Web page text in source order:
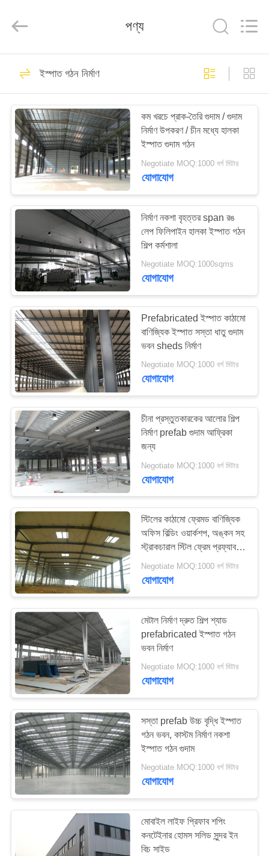
পণ্য
ভিডিও
ভিআর
শো
আমাদের
সম্পর্কে
কারখানা
পরিদর্শন
গুণমান
নিয়ন্ত্রণ
আমাদের
সাথে
যোগাযোগ
করুন
খবর
মামলা
সাইট
ম্যাপ
গোপনীয়তা
নীতি
Reserved.
ইস্পাত গঠন নির্মাণ
151
ইস্পাত গঠন কর্মশালা
174
ইস্পাত কাঠামো গুদাম
198
স্থাপত্য কাঠামোগত ইস্পাত
ইস্পাত ফ্যাব্রিকেশন সেবা
কাঠামোগত ইস্পাত
Beams
12
পণ্য
ইস্পাত গঠন নির্মাণ
কম খরচে প্রাক-তৈরি গুদাম / গুদাম
নির্মাণ উপকরণ / চীন মধ্যে হালকা
ইস্পাত গুদাম গঠন
Negotiate MOQ:1000 বর্গ মিটার
যোগাযোগ
নির্মাণ নকশা বৃহত্তর span রঙ
লেপ ফিলিপাইন হালকা ইস্পাত গঠন
শিল্প কর্মশালা
Negotiate MOQ:1000sqms
যোগাযোগ
Prefabricated ইস্পাত কাঠামো
বাণিজ্যিক ইস্পাত সস্তা ধাতু গুদাম
ভবন sheds নির্মাণ
Negotiate MOQ:1000 বর্গ মিটার
যোগাযোগ
চীনা প্রস্তুতকারকের আলোর শিল্প
নির্মাণ prefab গুদাম আফ্রিকা
জন্য
Negotiate MOQ:1000 বর্গ মিটার
যোগাযোগ
স্টিলের কাঠামো ফ্রেমড বাণিজ্যিক
অফিস বিল্ডিং ওয়ার্কশপ, অঙ্কন সহ
স্ট্রাকচারাল স্টিল ফ্রেম প্রফ্যাব
নির্মাণ
Negotiate MOQ:1000 বর্গ মিটার
যোগাযোগ
মেটাল নির্মাণ দ্রুত শিল্প শ্যাড
prefabricated ইস্পাত গঠন
ভবন নির্মাণ
Negotiate MOQ:1000 বর্গ মিটার
যোগাযোগ
সস্তা prefab উচ্চ বৃদ্ধি ইস্পাত
গঠন ভবন, কাস্টম নির্মাণ নকশা
ইস্পাত গঠন গুদাম
Negotiate MOQ:1000 বর্গ মিটার
যোগাযোগ
মোবাইল লাইফ প্রিফাব শপিং
কনটেইনার হোমস সলিড সুন্দর ইন
বিচ সাইড